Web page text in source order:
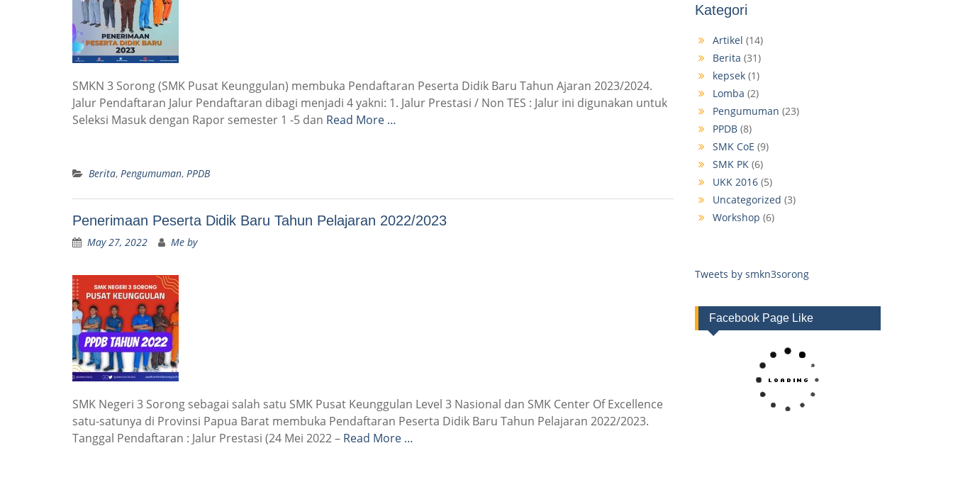
SMKN 3 Sorong (SMK Pusat Keunggulan) membuka Pendaftaran Peserta Didik Baru Tahun Ajaran 2023/2024.
Jalur Pendaftaran Jalur Pendaftaran dibagi menjadi 4 yakni: 1. Jalur Prestasi / Non TES : Jalur ini digunakan untuk
Seleksi Masuk dengan Rapor semester 1 -5 dan Read More …
Berita, Pengumuman, PPDB
Penerimaan Peserta Didik Baru Tahun Pelajaran 2022/2023
May 27, 2022 Me by
SMK Negeri 3 Sorong sebagai salah satu SMK Pusat Keunggulan Level 3 Nasional dan SMK Center Of Excellence
satu-satunya di Provinsi Papua Barat membuka Pendaftaran Peserta Didik Baru Tahun Pelajaran 2022/2023.
Tanggal Pendaftaran : Jalur Prestasi (24 Mei 2022 – Read More …
Kategori
Artikel (14)
Berita (31)
kepsek(1)
Lomba (2)
Pengumuman (23)
PPDB(8)
SMK CoE (9)
SMK PK(6)
UKK 2016(5)
Uncategorized (3)
Workshop (6)
Tweets by smkn3sorong
Facebook Page Like